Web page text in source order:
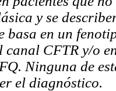
y se
basa en un
canal CFTR y/o
Ninguna de
el diagnóstico.